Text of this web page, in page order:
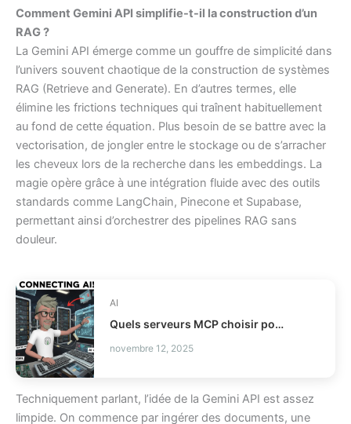
Comment Gemini API simplifie-t-il la construction d’un
RAG ?
La Gemini API émerge comme un gouffre de simplicité dans
l’univers souvent chaotique de la construction de systèmes
RAG (Retrieve and Generate). En d’autres termes, elle
élimine les frictions techniques qui traînent habituellement
au fond de cette équation. Plus besoin de se battre avec la
vectorisation, de jongler entre le stockage ou de s’arracher
les cheveux lors de la recherche dans les embeddings. La
magie opère grâce à une intégration fluide avec des outils
standards comme LangChain, Pinecone et Supabase,
permettant ainsi d’orchestrer des pipelines RAG sans
douleur.
AI
Quels serveurs MCP choisir pour vos agents IA ?
novembre 12, 2025
Techniquement parlant, l’idée de la Gemini API est assez
limpide. On commence par ingérer des documents, une